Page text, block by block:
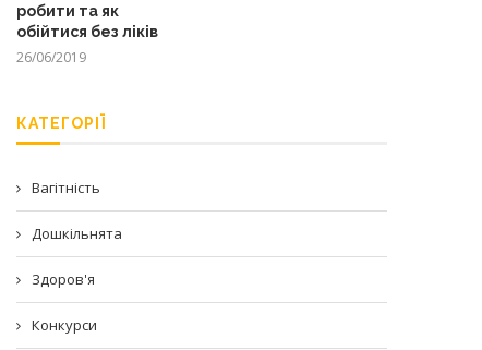
робити та як
обійтися без ліків
26/06/2019
КАТЕГОРІЇ
Вагітність
Дошкільнята
Здоров'я
Конкурси